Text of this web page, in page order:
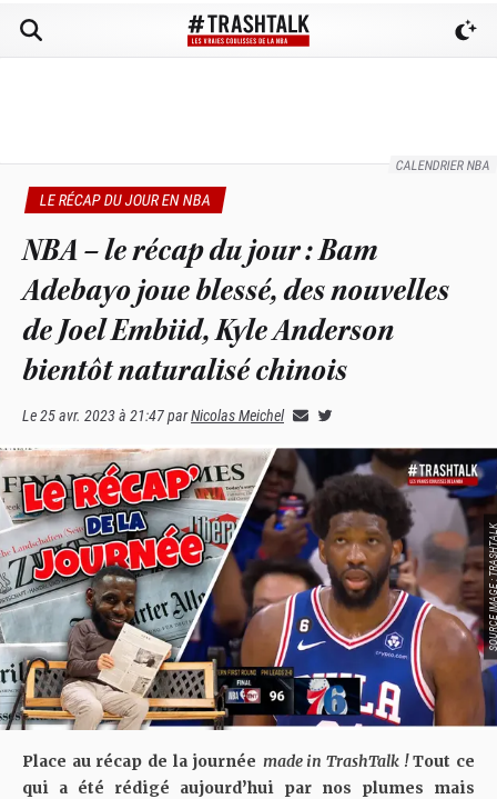
CALENDRIER NBA
LE RÉCAP DU JOUR EN NBA
NBA – le récap du jour : Bam
Adebayo joue blessé, des nouvelles
de Joel Embiid, Kyle Anderson
bientôt naturalisé chinois
Le25 avr. 2023 à 21:47parNicolas Meichel
SOURCE
Place au récap de la journée made in TrashTalk !Tout ce
qui a été rédigé aujourd’hui par nos plumes mais